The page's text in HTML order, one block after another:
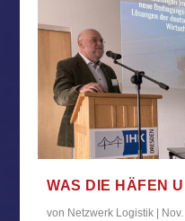
WAS DIE HÄFEN
von Netzwerk Logistik |